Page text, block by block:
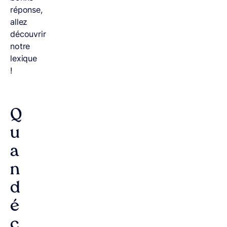
réponse,
allez
découvrir
notre
lexique
!
Q
u
a
n
d
é